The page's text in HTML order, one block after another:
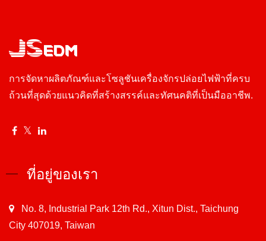
การจัดหาผลิตภัณฑ์และโซลูชันเครื่องจักรปล่อยไฟฟ้าที่ครบ
ถ้วนที่สุดด้วยแนวคิดที่สร้างสรรค์และทัศนคติที่เป็นมืออาชีพ.
ที่อยู่ของเรา
No. 8, Industrial Park 12th Rd., Xitun Dist., Taichung
City 407019, Taiwan